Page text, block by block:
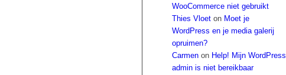
WooCommerce niet gebruikt
Thies Vloet on Moet je
WordPress en je media galerij
opruimen?
Carmen on Help! Mijn WordPress
admin is niet bereikbaar